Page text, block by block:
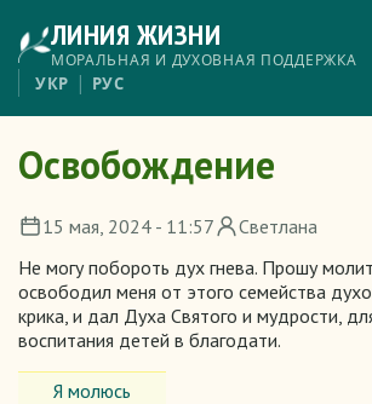
основному
содержанию
ЛИНИЯ ЖИЗНИ
МОРАЛЬНАЯ И ДУХОВНАЯ ПОДДЕРЖКА
УКР РУС
Освобождение
15 мая, 2024 - 11:57
Светлана
Не могу побороть дух гнева. Прошу
освободил меня от этого семейства
крика, и дал Духа Святого и мудрости,
воспитания детей в благодати.
Я молюсь